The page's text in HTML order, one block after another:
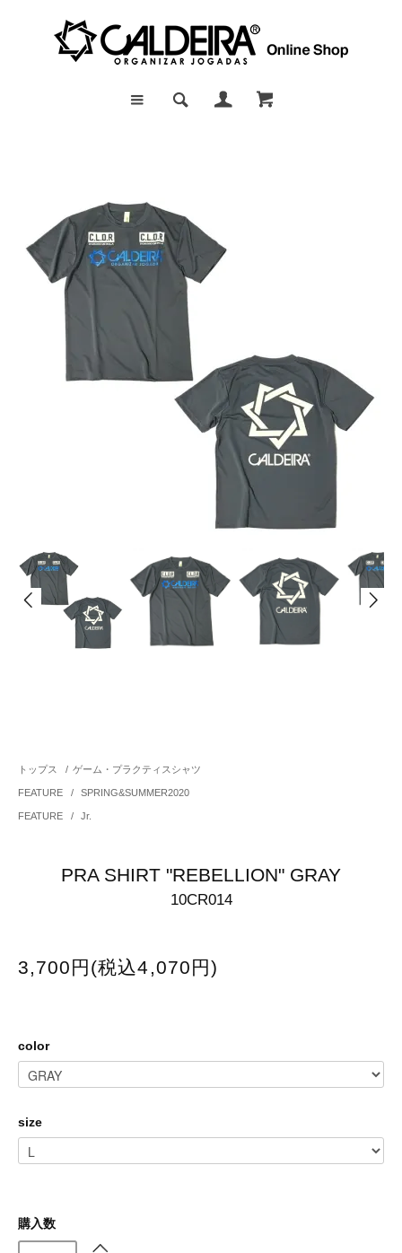
トップス / ゲーム・プラクティスシャツ
FEATURE / SPRING&SUMMER2020
FEATURE / Jr.
PRA SHIRT "REBELLION" GRAY
10CR014
3,700円(税込4,070円)
color
size
購入数